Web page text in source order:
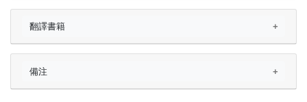
翻譯書籍
備注